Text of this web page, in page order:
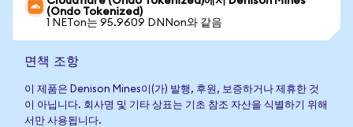
(Ondo Tokenized)
1 NETon는 95.9609 DNNon와 같음
면책 조항
이 제품은 Denison Mines이(가) 발행, 후원, 보증하거나 제휴한 것
이 아닙니다. 회사명 및 기타 상표는 기초 참조 자산을 식별하기 위해
서만 사용됩니다.